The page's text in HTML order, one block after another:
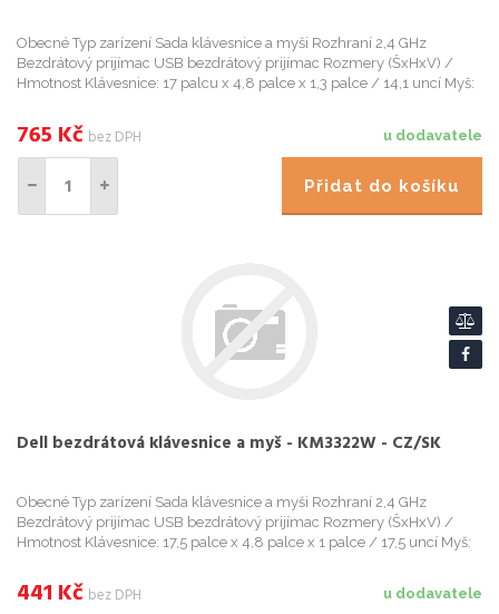
Obecné Typ zarízení Sada klávesnice a myši Rozhraní 2,4 GHz
Bezdrátový prijímac USB bezdrátový prijímac Rozmery (ŠxHxV) /
Hmotnost Klávesnice: 17 palcu x 4,8 palce x 1,3 palce / 14,1 uncí Myš:
u dodavatele
765 Kč bez DPH
Přidat do košíku
Dell bezdrátová klávesnice a myš - KM3322W - CZ/SK
Obecné Typ zarízení Sada klávesnice a myši Rozhraní 2,4 GHz
Bezdrátový prijímac USB bezdrátový prijímac Rozmery (ŠxHxV) /
Hmotnost Klávesnice: 17,5 palce x 4,8 palce x 1 palce / 17,5 uncí Myš:
u dodavatele
441 Kč bez DPH